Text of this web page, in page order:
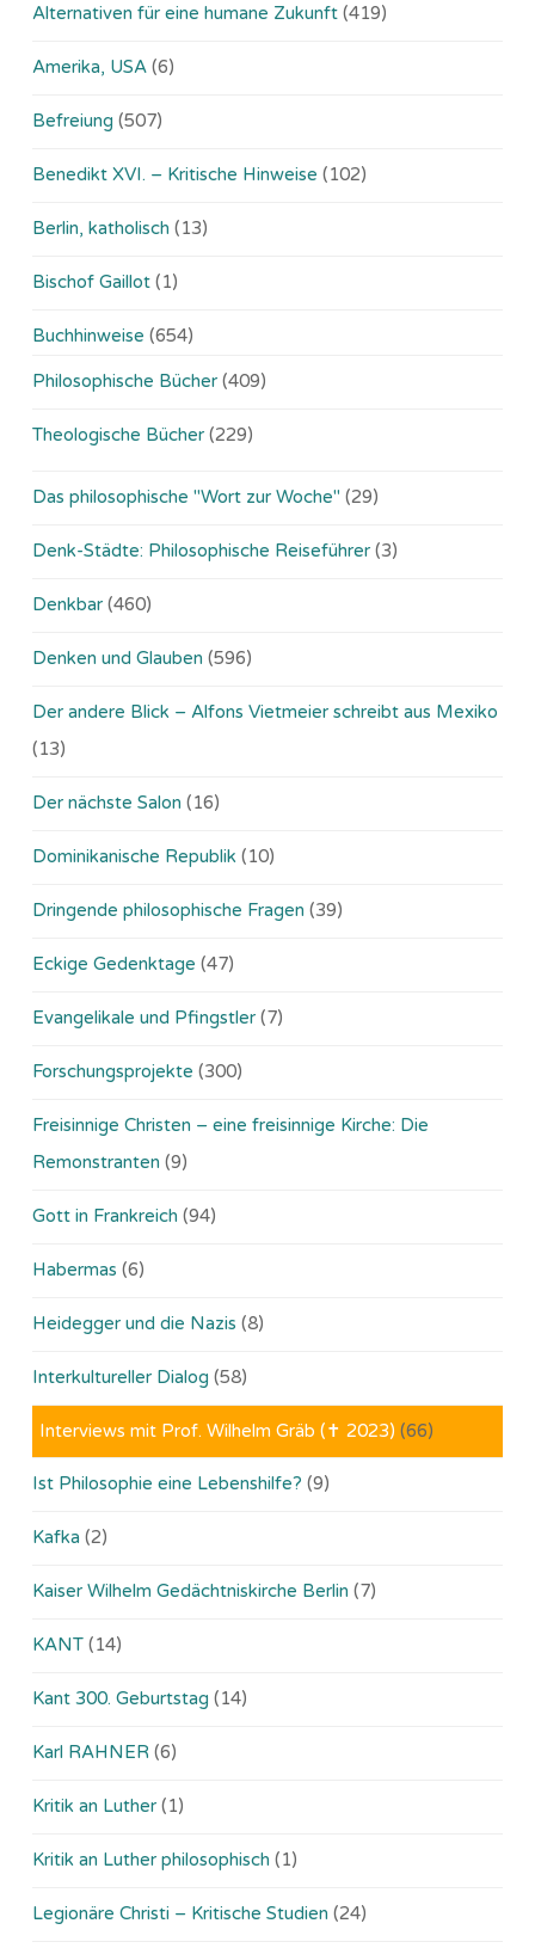
Alternativen für eine humane Zukunft (419)
Amerika, USA (6)
Befreiung (507)
Benedikt XVI. – Kritische Hinweise (102)
Berlin, katholisch (13)
Bischof Gaillot (1)
Buchhinweise (654)
Philosophische Bücher (409)
Theologische Bücher (229)
Das philosophische "Wort zur Woche" (29)
Denk-Städte: Philosophische Reiseführer (3)
Denkbar (460)
Denken und Glauben (596)
Der andere Blick – Alfons Vietmeier schreibt aus Mexiko
(13)
Der nächste Salon (16)
Dominikanische Republik (10)
Dringende philosophische Fragen (39)
Eckige Gedenktage (47)
Evangelikale und Pfingstler (7)
Forschungsprojekte (300)
Freisinnige Christen – eine freisinnige Kirche: Die
Remonstranten (9)
Gott in Frankreich (94)
Habermas (6)
Heidegger und die Nazis (8)
Interkultureller Dialog (58)
Interviews mit Prof. Wilhelm Gräb (✝ 2023) (66)
Ist Philosophie eine Lebenshilfe? (9)
Kafka (2)
Kaiser Wilhelm Gedächtniskirche Berlin (7)
KANT (14)
Kant 300. Geburtstag (14)
Karl RAHNER (6)
Kritik an Luther (1)
Kritik an Luther philosophisch (1)
Legionäre Christi – Kritische Studien (24)